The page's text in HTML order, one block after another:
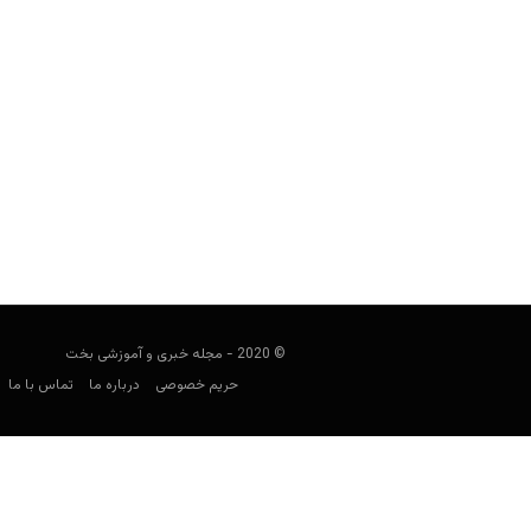
© 2020 - مجله خبری و آموزشی بخت
حریم خصوصی
درباره ما تماس با ما